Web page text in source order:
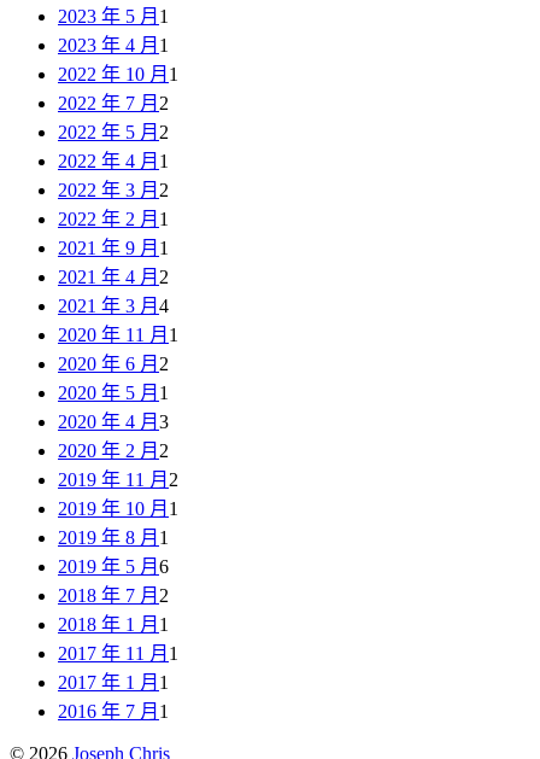
2023 年 5 月 1
2023 年 4 月 1
2022 年 10 月 1
2022 年 7 月 2
2022 年 5 月 2
2022 年 4 月 1
2022 年 3 月 2
2022 年 2 月 1
2021 年 9 月 1
2021 年 4 月 2
2021 年 3 月 4
2020 年 11 月 1
2020 年 6 月 2
2020 年 5 月 1
2020 年 4 月 3
2020 年 2 月 2
2019 年 11 月 2
2019 年 10 月 1
2019 年 8 月 1
2019 年 5 月 6
2018 年 7 月 2
2018 年 1 月 1
2017 年 11 月 1
2017 年 1 月 1
2016 年 7 月 1
© 2026 Joseph Chris